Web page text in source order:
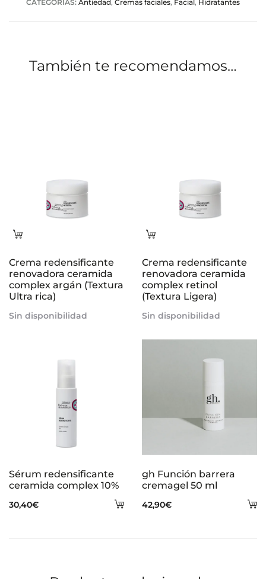
CATEGORÍAS: Antiedad, Cremas faciales, Facial, Hidratantes
También te recomendamos…
Leer
Crema redensificante
renovadora ceramida
complex argán (Textura
Ultra rica)
Sin disponibilidad
Leer
Crema redensificante
renovadora ceramida
complex retinol
(Textura Ligera)
Sin disponibilidad
Añadir
Sérum redensificante
ceramida complex 10%
30,40€
gh Función barrera
cremagel 50 ml
42,90€